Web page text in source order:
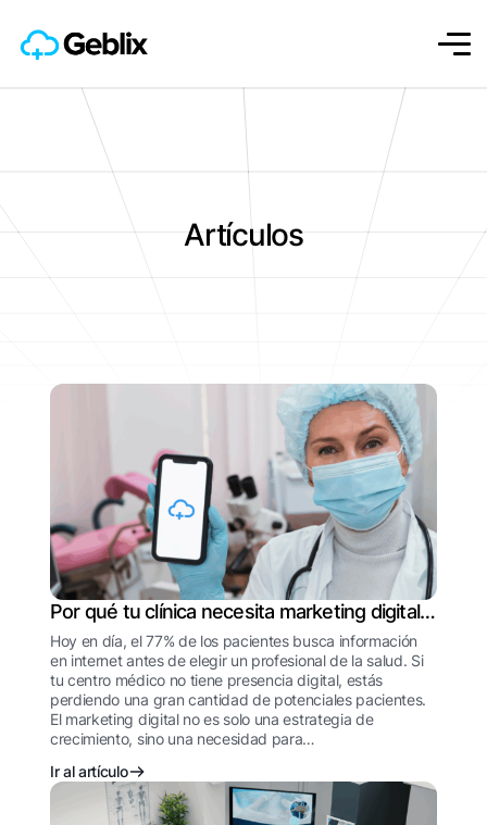
Artículos
Por qué tu clínica necesita marketing digital
para crecer
Hoy en día, el 77% de los pacientes busca información
en internet antes de elegir un profesional de la salud. Si
tu centro médico no tiene presencia digital, estás
perdiendo una gran cantidad de potenciales pacientes.
El marketing digital no es solo una estrategia de
crecimiento, sino una necesidad para…
Ir al artículo